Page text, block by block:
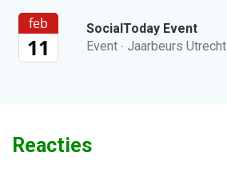
feb
11
SocialToday Event
Event · Jaarbeurs Utrecht
Reacties